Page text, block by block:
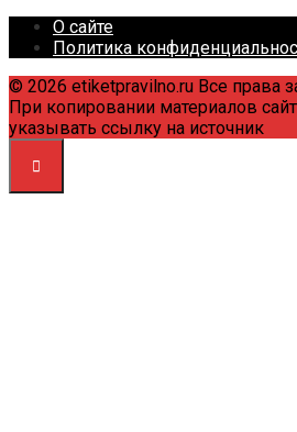
О сайте
Политика
© 2026 etiketpravilno.ru Все права
При копировании материалов
указывать ссылку на источник